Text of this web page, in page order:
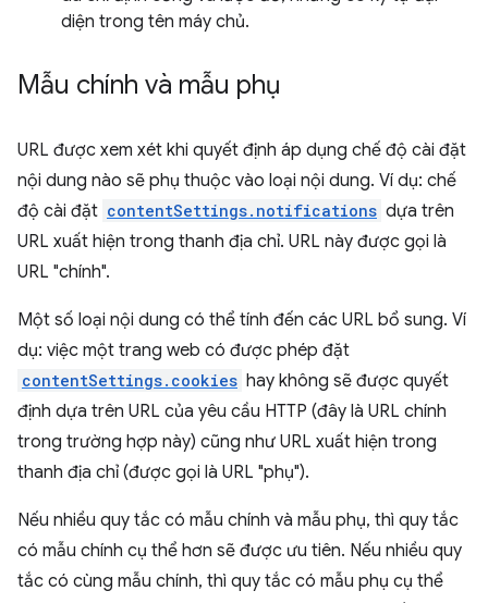
diện trong tên máy chủ.
Mẫu chính và mẫu phụ
URL được xem xét khi quyết định áp dụng chế độ cài đặt
nội dung nào sẽ phụ thuộc vào loại nội dung. Ví dụ: chế
độ cài đặt contentSettings.notifications dựa trên
URL xuất hiện trong thanh địa chỉ. URL này được gọi là
URL "chính".
Một số loại nội dung có thể tính đến các URL bổ sung. Ví
dụ: việc một trang web có được phép đặt
contentSettings.cookies hay không sẽ được quyết
định dựa trên URL của yêu cầu HTTP (đây là URL chính
trong trường hợp này) cũng như URL xuất hiện trong
thanh địa chỉ (được gọi là URL "phụ").
Nếu nhiều quy tắc có mẫu chính và mẫu phụ, thì quy tắc
có mẫu chính cụ thể hơn sẽ được ưu tiên. Nếu nhiều quy
tắc có cùng mẫu chính, thì quy tắc có mẫu phụ cụ thể